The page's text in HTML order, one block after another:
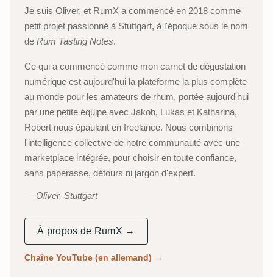
Je suis Oliver, et RumX a commencé en 2018 comme
petit projet passionné à Stuttgart, à l'époque sous le nom
de Rum Tasting Notes.
Ce qui a commencé comme mon carnet de dégustation
numérique est aujourd'hui la plateforme la plus complète
au monde pour les amateurs de rhum, portée aujourd'hui
par une petite équipe avec Jakob, Lukas et Katharina,
Robert nous épaulant en freelance. Nous combinons
l'intelligence collective de notre communauté avec une
marketplace intégrée, pour choisir en toute confiance,
sans paperasse, détours ni jargon d'expert.
Oliver, Stuttgart
À propos de RumX →
Chaîne YouTube (en allemand) →